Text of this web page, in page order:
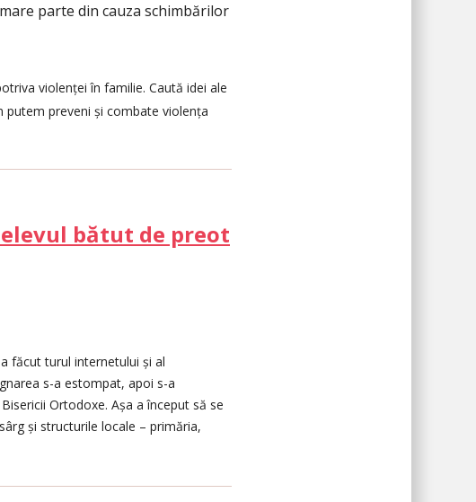
mare parte din cauza schimbărilor
violenței în familie. Caută idei ale
putem preveni și combate violența
bătut de preot
făcut turul internetului și al
s-a estompat, apoi s-a
Ortodoxe. Așa a început să se
și structurile locale – primăria,